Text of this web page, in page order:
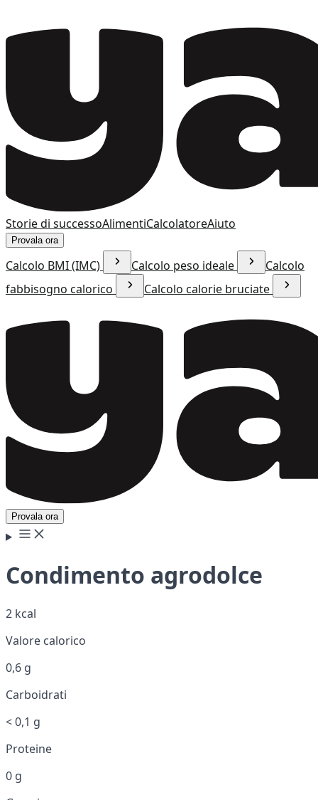
Storie di successoAlimentiCalcolatoreAiuto
Provala ora
Calcolo BMI (IMC) Calcolo peso ideale
Calcolo
fabbisogno calorico
Calcolo calorie bruciate
Provala ora
Condimento agrodolce
2 kcal
Valore calorico
0,6 g
Carboidrati
< 0,1 g
Proteine
0 g